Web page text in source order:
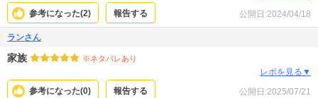
な…と思いもしたけど、やっぱり男主人公つまり同棲目線だから…母親から顔
以外なんも継いでない…って言われても、顔継いでんじゃねえか！！モデルな
ら低身長でもいける層あるだろそこで飯食ってろ！！とか思ったのかもしれな
ロイン3人がどの娘もそんなに刺さらなかった…だから2巻以降そんなに気にな
れない…みたいなところ。 客観☆4~5、主観バチバチでマイナス1、ってとこで
す。
参考になった(2) 報告する 公開日:2024/04/18
ランさん
家族 ※ネタバレあり
レポを見る▼
参考になった(0) 報告する 公開日:2025/07/21